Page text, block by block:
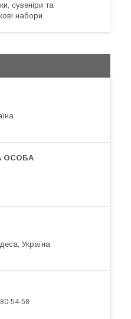
сувеніри та
набори
Україна
54-58